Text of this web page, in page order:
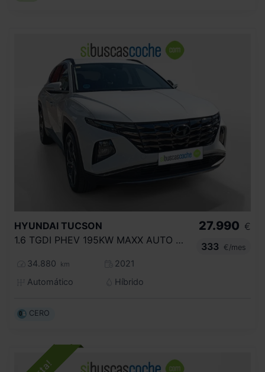
HYUNDAI TUCSON
1.6 TGDI PHEV 195KW MAXX AUTO 4X4
34.880 km
2021
Automático
Híbrido
27.990 €
333
€/mes
CERO